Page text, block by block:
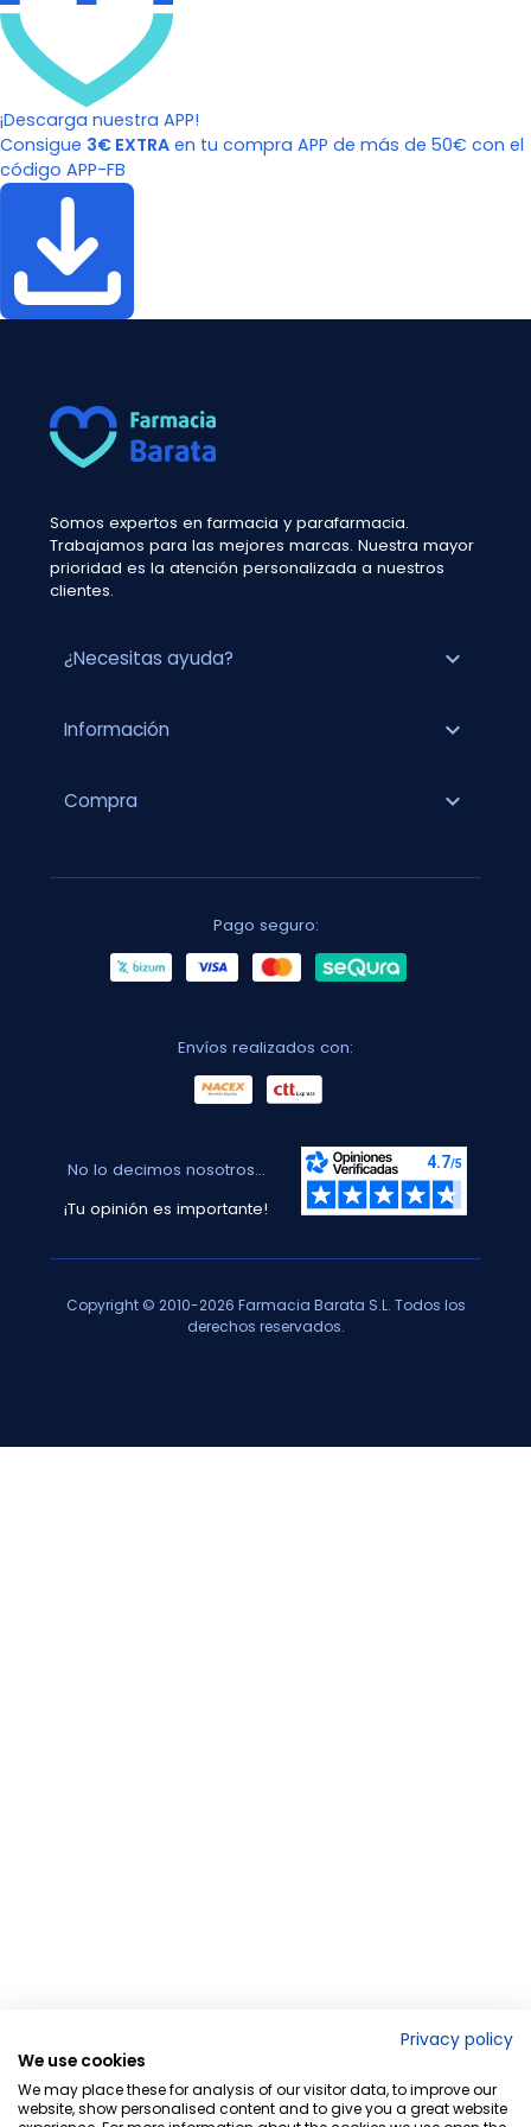
¡Descarga nuestra APP!
Consigue 3€ EXTRA en tu compra APP de más de 50€ con el
código APP-FB
Somos expertos en farmacia y parafarmacia.
Trabajamos para las mejores marcas. Nuestra mayor
prioridad es la atención personalizada a nuestros
clientes.
¿Necesitas ayuda? expand_more
Información expand_more
Compra expand_more
Pago seguro:
Envíos realizados con:
No lo decimos nosotros...
¡Tu opinión es importante!
Copyright © 2010-2026 Farmacia Barata S.L. Todos los
derechos reservados.
Privacy policy
We use cookies
We may place these for analysis of our visitor data, to improve our
website, show personalised content and to give you a great website